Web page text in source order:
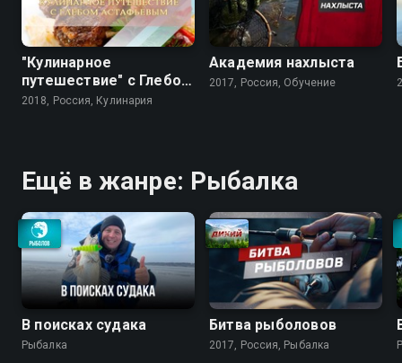
"Кулинарное
путешествие" с Глебом
Астафьевым
2018, Россия, Кулинария
Академия нахлыста
2017, Россия, Обучение
Ещё в жанре: Рыбалка
В поисках судака
Рыбалка
Битва рыболовов
2017, Россия, Рыбалка